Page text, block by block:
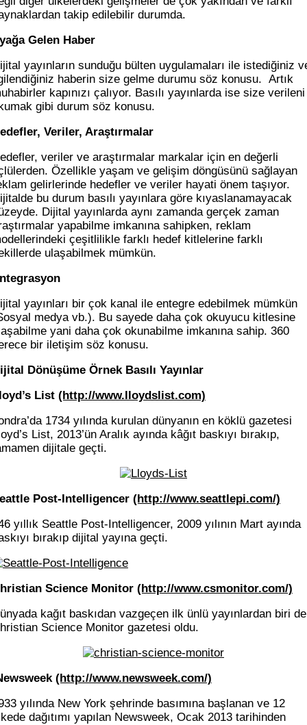
takip edilebilir durumda.
Gelen Haber
yayınların sunduğu bülten uygulamaları ile istediğiniz
haberin size gelme durumu söz konusu. Artık
kapınızı çalıyor. Basılı yayınlarda ise size verileni
gibi durum söz konusu.
Veriler, Araştırmalar
veriler ve araştırmalar markalar için en değerli
Özellikle yaşam ve gelişim döngüsünü sağlayan
gelirlerinde hedefler ve veriler hayati önem taşıyor.
bu durum basılı yayınlara göre kıyaslanamayacak
Dijital yayınlarda aynı zamanda gerçek zaman
yapabilme imkanına sahipken, reklam
çeşitlilikle farklı hedef kitlelerine farklı
ulaşabilmek mümkün.
yayınları bir çok kanal ile entegre edebilmek mümkün
medya vb.). Bu sayede daha çok okuyucu kitlesine
yani daha çok okunabilme imkanına sahip. 360
bir iletişim söz konusu.
Dönüşüme Örnek Basılı Yayınlar
List (http://www.lloydslist.com)
1734 yılında kurulan dünyanın en köklü gazetesi
List, 2013’ün Aralık ayında kâğıt baskıyı bırakıp,
dijitale geçti.
Post-Intelligencer (http://www.seattlepi.com/)
yıllık Seattle Post-Intelligencer, 2009 yılının Mart ayında
bırakıp dijital yayına geçti.
Science Monitor (http://www.csmonitor.com/)
kağıt baskıdan vazgeçen ilk ünlü yayınlardan biri de
Science Monitor gazetesi oldu.
(http://www.newsweek.com/)
yılında New York şehrinde basımına başlanan ve 12
dağıtımı yapılan Newsweek, Ocak 2013 tarihinden